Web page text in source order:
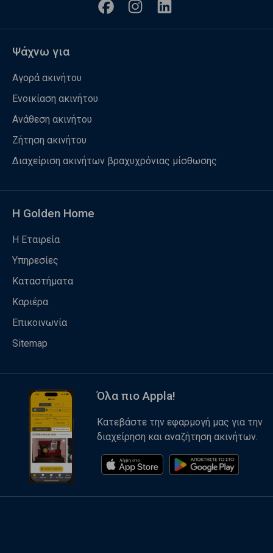
Ψάχνω για
Αγορά ακινήτου
Ενοικίαση ακινήτου
Ανάθεση ακινήτου
Ζήτηση ακινήτου
Διαχείριση ακινήτων βραχυχρόνιας μίσθωσης
Η Golden Home
Η Εταιρεία
Υπηρεσίες
Καταστήματα
Καριέρα
Επικοινωνία
Sitemap
Όλα πιο Appla!
Κατεβάστε την εφαρμογή μας για την
διαχείρηση και αναζήτηση ακινήτων.